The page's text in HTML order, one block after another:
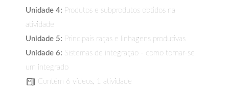
Unidade 4: Produtos e subprodutos obtidos na
atividade
Unidade 5: Principais raças e linhagens produtivas
Unidade 6: Sistemas de integração - como tornar-se
um integrado
Contém 6 vídeos, 1 atividade